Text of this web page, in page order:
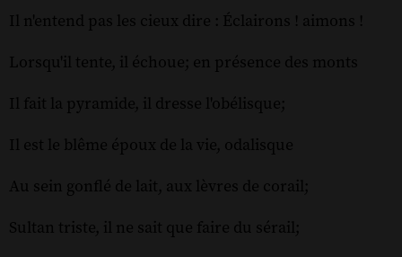
Il n'entend pas les cieux dire : Éclairons ! aimons !
Lorsqu'il tente, il échoue; en présence des monts
Il fait la pyramide, il dresse l'obélisque;
Il est le blême époux de la vie, odalisque
Au sein gonflé de lait, aux lèvres de corail;
Sultan triste, il ne sait que faire du sérail;